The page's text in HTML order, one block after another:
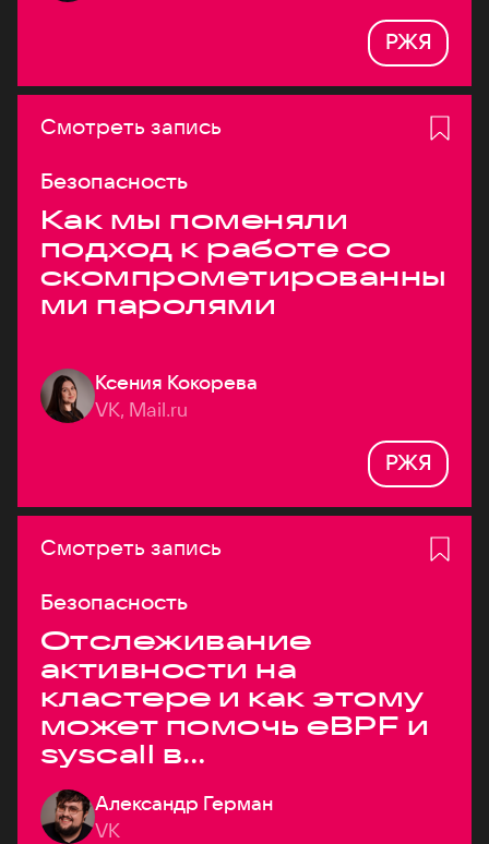
РЖЯ
Смотреть запись
Безопасность
Как мы поменяли
подход к работе со
скомпрометированны
ми паролями
Ксения Кокорева
VK, Mail.ru
РЖЯ
Смотреть запись
Безопасность
Отслеживание
активности на
кластере и как этому
может помочь eBPF и
syscall в
высоконагруженных
системах
Александр Герман
VK